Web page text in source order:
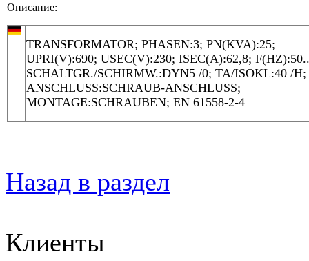
Описание:
TRANSFORMATOR; PHASEN:3; PN(KVA):25;
UPRI(V):690; USEC(V):230; ISEC(A):62,8;
SCHALTGR./SCHIRMW.:DYN5 /0; TA/ISOKL:40 /H;
ANSCHLUSS:SCHRAUB-ANSCHLUSS;
MONTAGE:SCHRAUBEN; EN 61558-2-4
Назад в раздел
Клиенты